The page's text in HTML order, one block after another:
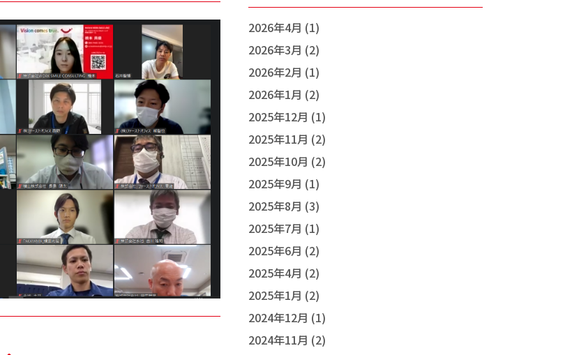
2026年4月 (1)
2026年3月 (2)
2026年2月 (1)
2026年1月 (2)
2025年12月 (1)
2025年11月 (2)
2025年10月 (2)
2025年9月 (1)
2025年8月 (3)
2025年7月 (1)
2025年6月 (2)
2025年4月 (2)
2025年1月 (2)
2024年12月 (1)
2024年11月 (2)